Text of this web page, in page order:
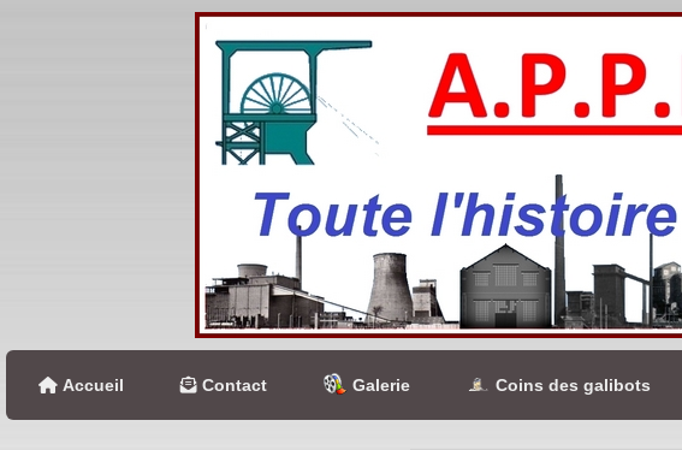
Accueil Contact Galerie Coins des galibots